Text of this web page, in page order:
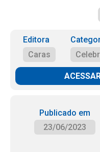
Editora
Caras
Publicado em
23/06/2023